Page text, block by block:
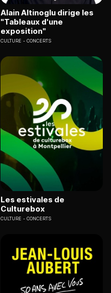
Alain Altinoglu dirige les
"Tableaux d'une
exposition"
CULTURE CONCERTS
Les estivales de
Culturebox
CULTURE CONCERTS